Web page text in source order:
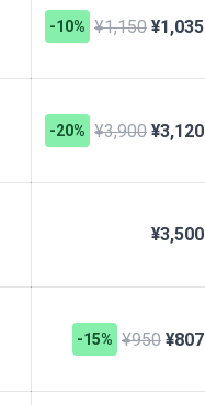
-10% ¥1,150 ¥1,035
-20% ¥3,900 ¥3,120
¥3,500
-15% ¥950 ¥807